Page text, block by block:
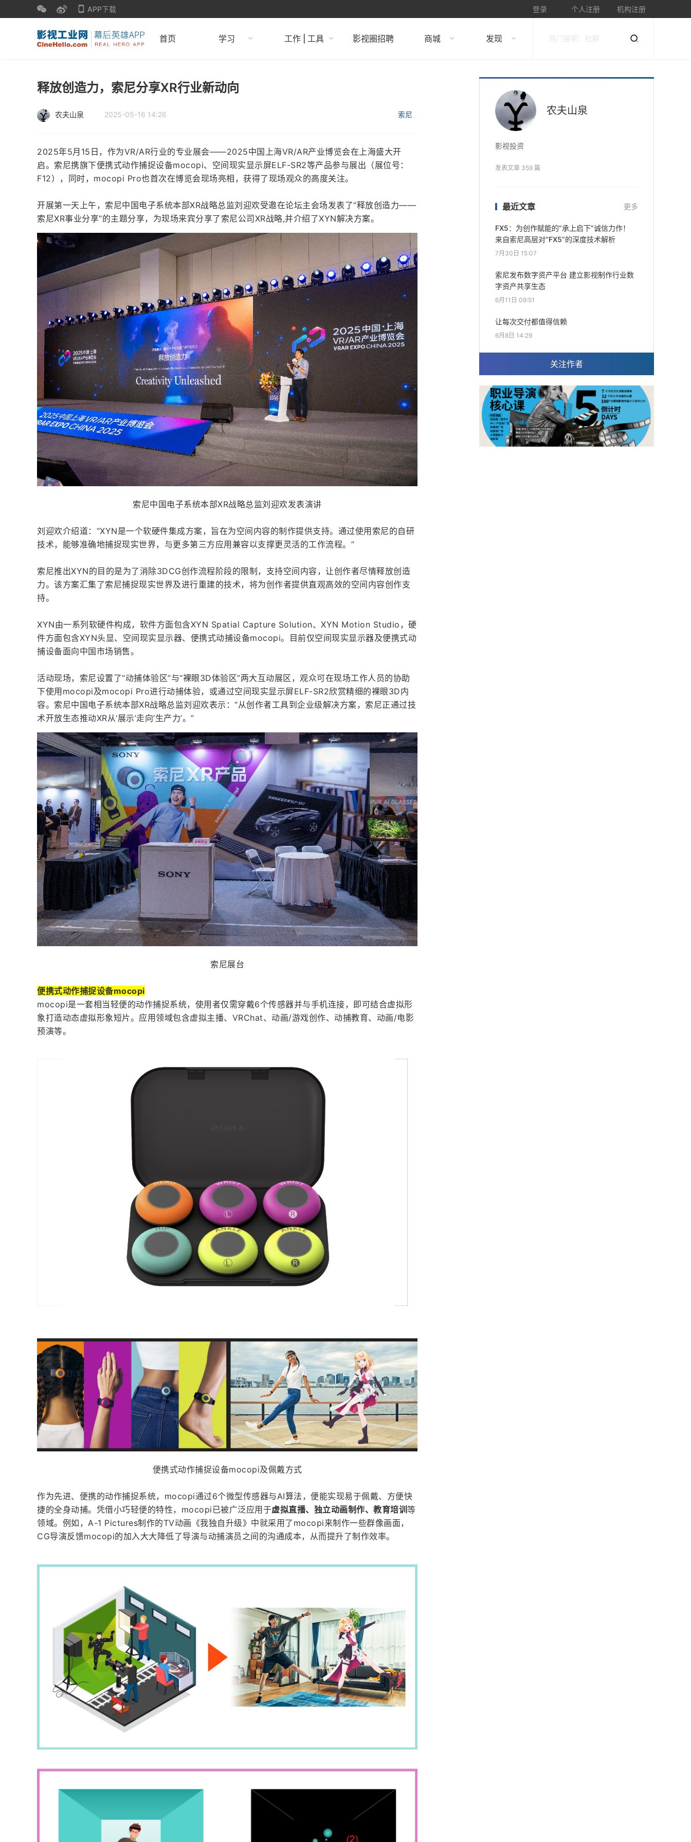
APP下载 登录 个人注册 机构注册
首页 学习 工作 | 工具 影视圈招聘 商城 发现
释放创造力，索尼分享XR行业新动向
农夫山泉 2025-05-16 14:26 索尼
2025年5月15日，作为VR/AR行业的专业展会——2025中国上海VR/AR产业博览会在上海盛大开
启。索尼携旗下便携式动作捕捉设备mocopi、空间现实显示屏ELF-SR2等产品参与展出（展位号：
F12），同时，mocopi Pro也首次在博览会现场亮相，获得了现场观众的高度关注。
开展第一天上午，索尼中国电子系统本部XR战略总监刘迎欢受邀在论坛主会场发表了“释放创造力——
索尼XR事业分享“的主题分享，为现场来宾分享了索尼公司XR战略,并介绍了XYN解决方案。
索尼中国电子系统本部XR战略总监刘迎欢发表演讲
刘迎欢介绍道：“XYN是一个软硬件集成方案，旨在为空间内容的制作提供支持。通过使用索尼的自研
技术，能够准确地捕捉现实世界，与更多第三方应用兼容以支撑更灵活的工作流程。”
索尼推出XYN的目的是为了消除3DCG创作流程阶段的限制，支持空间内容，让创作者尽情释放创造
力。该方案汇集了索尼捕捉现实世界及进行重建的技术，将为创作者提供直观高效的空间内容创作支
持。
XYN由一系列软硬件构成，软件方面包含XYN Spatial Capture Solution、XYN Motion Studio，硬
件方面包含XYN头显、空间现实显示器、便携式动捕设备mocopi。目前仅空间现实显示器及便携式动
捕设备面向中国市场销售。
活动现场，索尼设置了“动捕体验区”与“裸眼3D体验区”两大互动展区，观众可在现场工作人员的协助
下使用mocopi及mocopi Pro进行动捕体验，或通过空间现实显示屏ELF-SR2欣赏精细的裸眼3D内
容。索尼中国电子系统本部XR战略总监刘迎欢表示：“从创作者工具到企业级解决方案，索尼正通过技
术开放生态推动XR从‘展示’走向‘生产力’。”
索尼展台
便携式动作捕捉设备mocopi
mocopi是一套相当轻便的动作捕捉系统，使用者仅需穿戴6个传感器并与手机连接，即可结合虚拟形
象打造动态虚拟形象短片。应用领域包含虚拟主播、VRChat、动画/游戏创作、动捕教育、动画/电影
预演等。
便携式动作捕捉设备mocopi及佩戴方式
作为先进、便携的动作捕捉系统，mocopi通过6个微型传感器与AI算法，便能实现易于佩戴、方便快
捷的全身动捕。凭借小巧轻便的特性，mocopi已被广泛应用于虚拟直播、独立动画制作、教育培训 等
领域。例如，A-1 Pictures制作的TV动画《我独自升级》中就采用了mocopi来制作一些群像画面，
CG导演反馈mocopi的加入大大降低了导演与动捕演员之间的沟通成本，从而提升了制作效率。
农夫山泉
影视投资
发表文章 359 篇
最近文章 更多
FX5：为创作赋能的“承上启下”诚信力作！
来自索尼高层对“FX5”的深度技术解析
7月30日 15:07
索尼发布数字资产平台 建立影视制作行业数
字资产共享生态
6月11日 09:51
让每次交付都值得信赖
6月8日 14:29
关注作者